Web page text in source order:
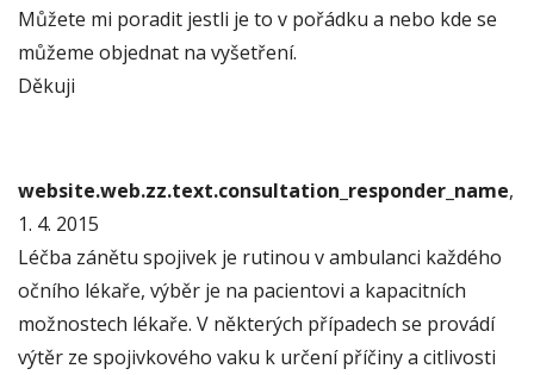
Můžete mi poradit jestli je to v pořádku a nebo kde se
můžeme objednat na vyšetření.
Děkuji
website.web.zz.text.consultation_responder_name,
1. 4. 2015
Léčba zánětu spojivek je rutinou v ambulanci každého
očního lékaře, výběr je na pacientovi a kapacitních
možnostech lékaře. V některých případech se provádí
výtěr ze spojivkového vaku k určení příčiny a citlivosti